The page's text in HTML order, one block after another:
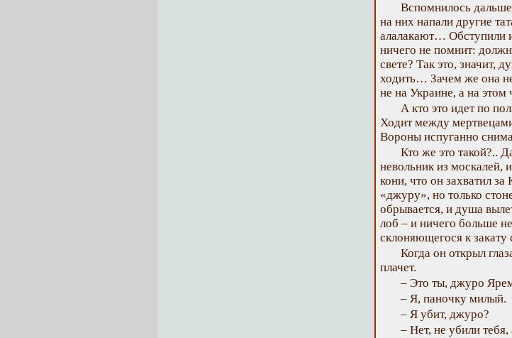
Вспомнилось
на них напали другие
алалакают… Обступили
ничего не помнит:
свете? Так это, значит,
ходить… Зачем же она
не на Украине, а на
А кто это идет по
Ходит между
Вороны испуганно
Кто же это такой?..
невольник из москалей,
кони, что он захватил
«джуру», но только
обрывается, и душа
лоб – и ничего больше
склоняющегося к
Когда он открыл
плачет.
– Это ты, джуро
– Я, паночку милый.
– Я убит, джуро?
– Нет, не убили